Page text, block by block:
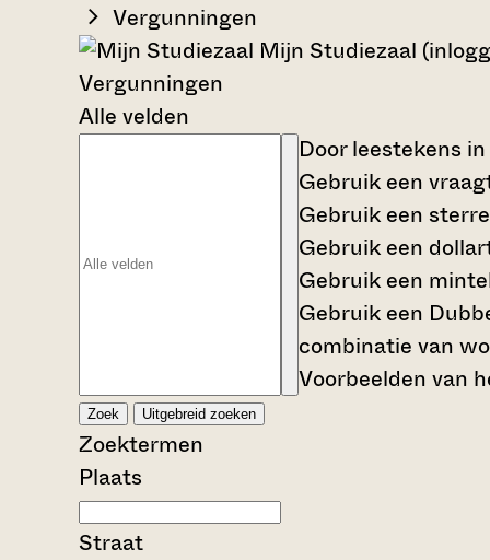
Vergunningen
Mijn Studiezaal
Vergunningen
Alle velden
Door leestekens
Gebruik een
Gebruik een
Gebruik een
Gebruik een
Gebruik een
combinatie van
Voorbeelden van
Zoek Uitgebreid zoeken
Zoektermen
Plaats
Straat